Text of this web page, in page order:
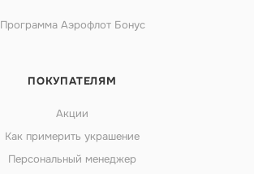
Программа Аэрофлот Бонус
ПОКУПАТЕЛЯМ
Акции
Как примерить украшение
Персональный менеджер